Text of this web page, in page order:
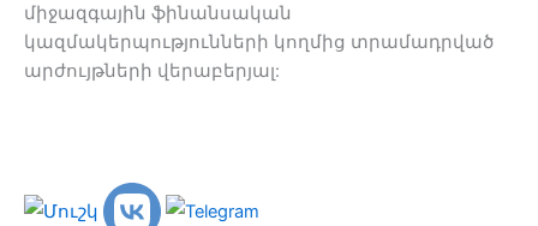
միջազգային ֆինանսական
կազմակերպությունների կողմից տրամադրված
արժույթների վերաբերյալ: